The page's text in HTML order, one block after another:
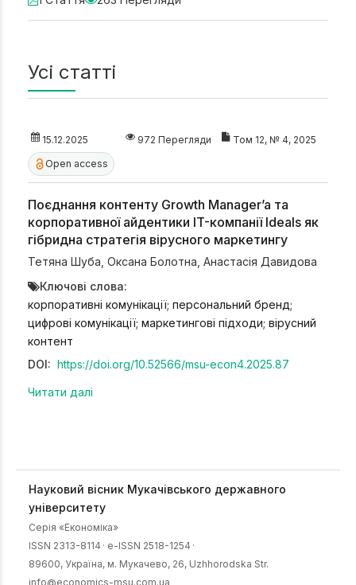
Усі статті
15.12.2025 972 Перегляди Том 12, № 4, 2025
Open access
Поєднання контенту Growth Manager’a та
корпоративної айдентики IT-компанії Ideals як
гібридна стратегія вірусного маркетингу
Тетяна Шуба Оксана Болотна Анастасія Давидова
Ключові слова:
корпоративні комунікації; персональний бренд;
цифрові комунікації; маркетингові підходи; вірусний
контент
DOI: https://doi.org/10.52566/msu-econ4.2025.87
Читати далі
Науковий вісник Мукачівського державного
університету
Серія «Економіка»
ISSN 2313-8114 · e-ISSN 2518-1254 ·
89600, Українa, м. Мукачево, 26, Uzhhorodska Str.
info@economics-msu.com.ua